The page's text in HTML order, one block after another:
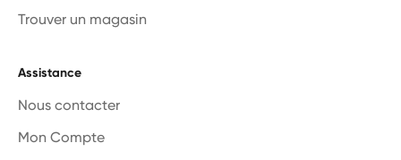
Trouver un magasin
Assistance
Nous contacter
Mon Compte